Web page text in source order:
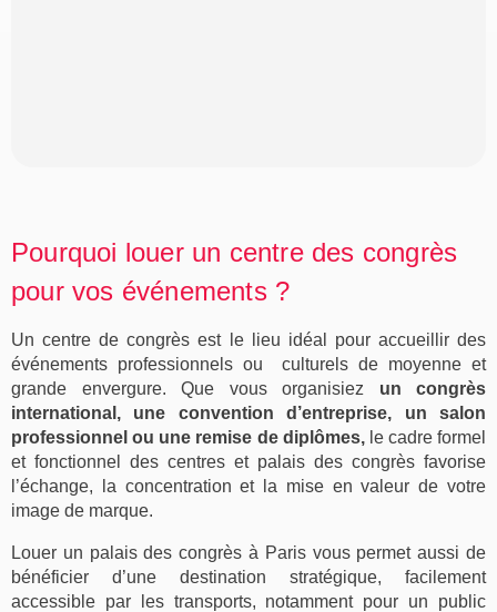
Pourquoi louer un centre des congrès
pour vos événements ?
Uncentre de congrès est le lieu idéal pour accueillir des
événements professionnels ou culturels de moyenne et
grande envergure. Que vous organisiez un congrès
international , une convention d’entreprise, unsalon
professionnel ou une remise de diplômes,le cadre formel
et fonctionnel des centres et palais des congrès favorise
l’échange, la concentration et la mise en valeur de votre
image de marque.
Louer un palais des congrès à Paris vous permet aussi de
bénéficier d’une destination stratégique, facilement
accessible par les transports, notamment pour un public